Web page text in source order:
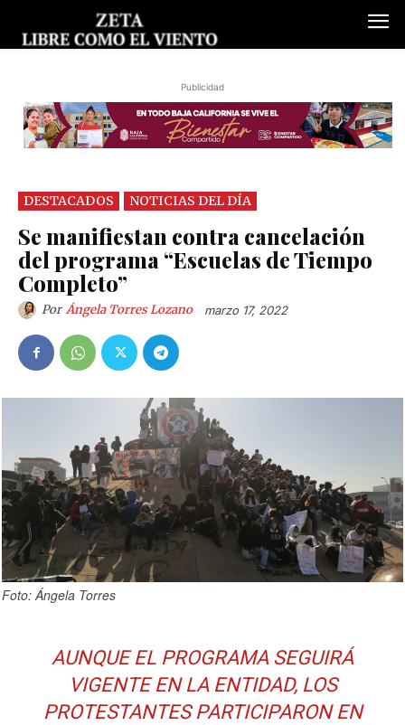
Publicidad
DESTACADOS NOTICIAS DEL DÍA
Se manifiestan contra cancelación
del programa “Escuelas de Tiempo
Completo”
Por Ángela Torres Lozano marzo 17, 2022
Foto: Ángela Torres
AUNQUE EL PROGRAMA SEGUIRÁ
VIGENTE EN LA ENTIDAD, LOS
PROTESTANTES PARTICIPARON EN